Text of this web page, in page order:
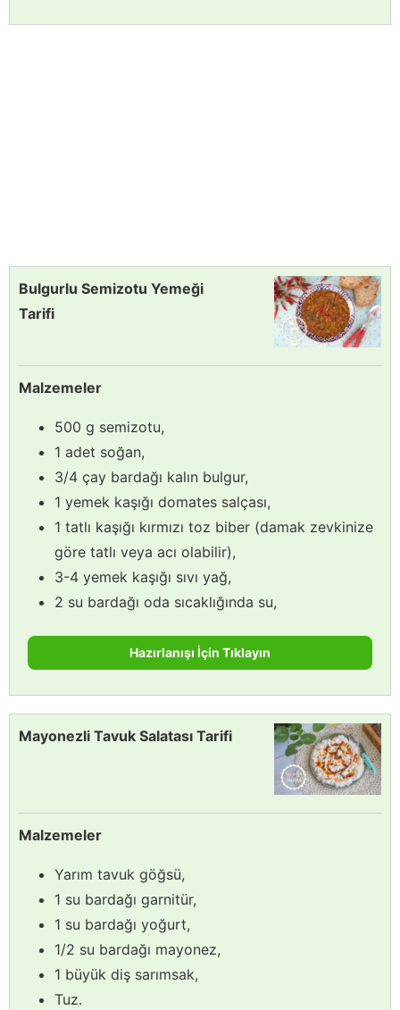
Bulgurlu Semizotu Yemeği
Tarifi
Malzemeler
500 g semizotu,
1 adet soğan,
3/4 çay bardağı kalın bulgur,
1 yemek kaşığı domates salçası,
1 tatlı kaşığı kırmızı toz biber (damak zevkinize
göre tatlı veya acı olabilir),
3-4 yemek kaşığı sıvı yağ,
2 su bardağı oda sıcaklığında su,
Hazırlanışı İçin Tıklayın
Mayonezli Tavuk Salatası Tarifi
Malzemeler
Yarım tavuk göğsü,
1 su bardağı garnitür,
1 su bardağı yoğurt,
1/2 su bardağı mayonez,
1 büyük diş sarımsak,
Tuz.